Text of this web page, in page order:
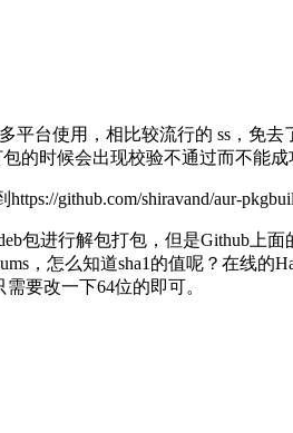
平台使用，相比较流行的 ss，免
的时候会出现校验不通过而不能成
github.com/shiravand/aur-
包进行解包打包，但是Github上
，怎么知道sha1的值呢？在线
要改一下64位的即可。